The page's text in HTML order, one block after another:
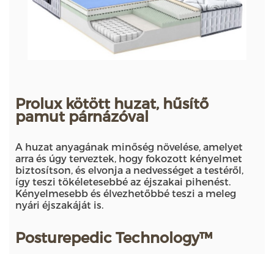
Prolux kötött huzat, hűsítő
pamut párnázóval
A huzat anyagának minőség növelése, amelyet
arra és úgy terveztek, hogy fokozott kényelmet
biztosítson, és elvonja a nedvességet a testéről,
így teszi tökéletesebbé az éjszakai pihenést.
Kényelmesebb és élvezhetőbbé teszi a meleg
nyári éjszakáját is.
Posturepedic Technology™